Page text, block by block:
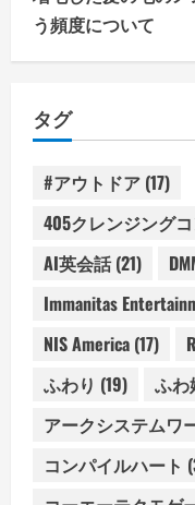
う頻度について
タグ
#アウトドア (17)
405クレンジング
AI英会話(21)
Immanitas
NIS America (17)
ふわり (19) ふわ
アークシステムワ
コンパイルハート